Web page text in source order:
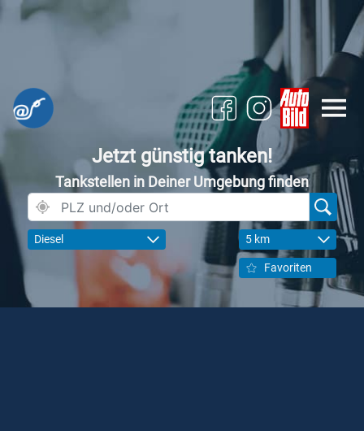
Jetzt günstig tanken!
Tankstellen in Deiner Umgebung finden
Diesel 5 km
Favoriten